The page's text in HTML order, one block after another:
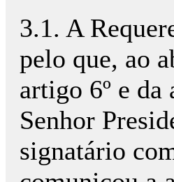
3.1. A
pelo que, ao
artigo 6º e da
Senhor
signatário